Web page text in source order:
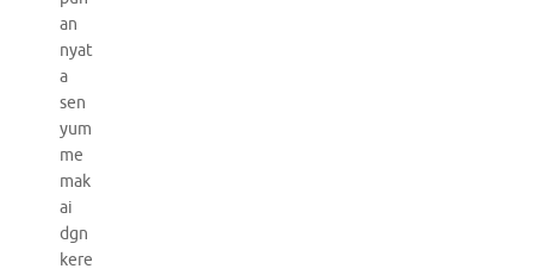
an
nyat
a
sen
yum
me
mak
ai
dgn
kere